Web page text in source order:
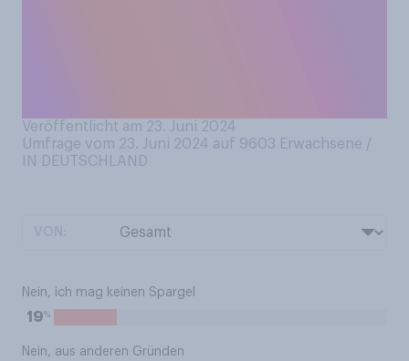
Veröffentlicht am 23. Juni 2024
Umfrage vom 23. Juni 2024 auf 9603 Erwachsene /
IN DEUTSCHLAND
Nein, ich mag keinen Spargel
19%
Nein, aus anderen Gründen